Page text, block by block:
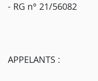
- RG n° 21/56082
APPELANTS :